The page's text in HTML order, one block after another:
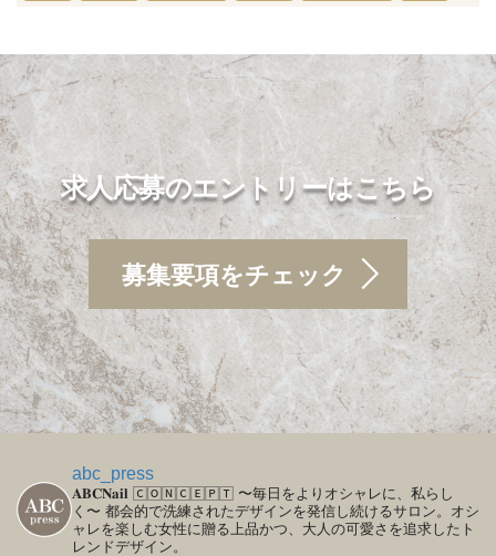
求人応募のエントリーはこちら
募集要項をチェック
abc_press
𝐀𝐁𝐂𝐍𝐚𝐢𝐥 🄲🄾🄽🄲🄴🄿🅃 〜毎日をよりオシャレに、私らし
く〜 都会的で洗練されたデザインを発信し続けるサロン。オシ
ャレを楽しむ女性に贈る上品かつ、大人の可愛さを追求したト
レンドデザイン。